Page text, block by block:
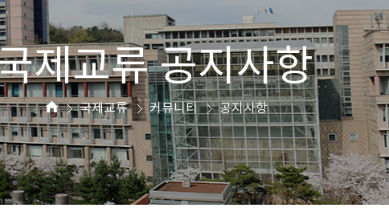
제교류 공지사항
국제교류 커뮤니티 공지사항